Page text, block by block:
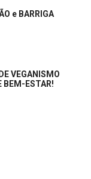
e BARRIGA
VEGANISMO
BEM-ESTAR!